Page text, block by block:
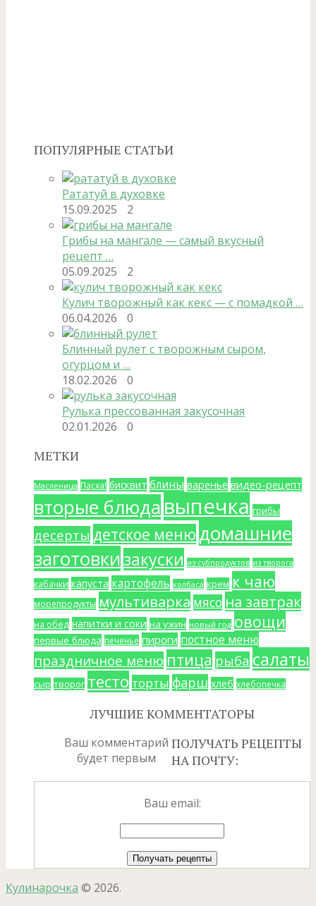
ПОПУЛЯРНЫЕ СТАТЬИ
Рататуй в духовке
15.09.2025
2
Грибы на мангале — самый вкусный
рецепт …
05.09.2025
2
Кулич творожный как кекс — с помадкой …
06.04.2026
0
Блинный рулет с творожным сыром,
огурцом и …
18.02.2026
0
Рулька прессованная закусочная
02.01.2026
0
МЕТКИ
Масленица Пасха! бисквит блины варенье видео-рецепт
вторые блюдавыпечка грибы
десерты детское меню домашние
заготовкизакуски из субпродуктов из творога
кабачки капуста картофель колбаса крем к чаю
морепродукты мультиварка мясо на завтрак
на обед напитки и соки на ужин новый год овощи
первые блюда печенье пироги постное меню
праздничное меню птица рыба салаты
сыр творог тесто торты фарш хлеб хлебопечка
ЛУЧШИЕ КОММЕНТАТОРЫ
Ваш комментарий
будет первым
ПОЛУЧАТЬ РЕЦЕПТЫ
НА ПОЧТУ:
Ваш email:
Кулинарочка © 2026.